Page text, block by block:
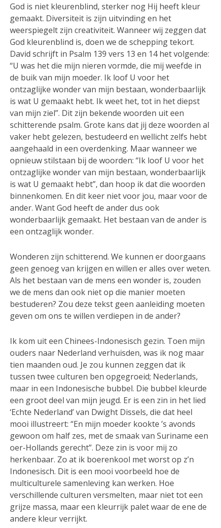
God is niet kleurenblind, sterker nog Hij heeft kleur
gemaakt. Diversiteit is zijn uitvinding en het
weerspiegelt zijn creativiteit. Wanneer wij zeggen dat
God kleurenblind is, doen we de schepping tekort.
David schrijft in Psalm 139 vers 13 en 14 het volgende:
“U was het die mijn nieren vormde, die mij weefde in
de buik van mijn moeder. Ik loof U voor het
ontzaglijke wonder van mijn bestaan, wonderbaarlijk
is wat U gemaakt hebt. Ik weet het, tot in het diepst
van mijn ziel”. Dit zijn bekende woorden uit een
schitterende psalm. Grote kans dat jij deze woorden al
vaker hebt gelezen, bestudeerd en wellicht zelfs hebt
aangehaald in een overdenking. Maar wanneer we
opnieuw stilstaan bij de woorden: “Ik loof U voor het
ontzaglijke wonder van mijn bestaan, wonderbaarlijk
is wat U gemaakt hebt”, dan hoop ik dat die woorden
binnenkomen. En dit keer niet voor jou, maar voor de
ander. Want God heeft de ander dus ook
wonderbaarlijk gemaakt. Het bestaan van de ander is
een ontzaglijk wonder.
Wonderen zijn schitterend. We kunnen er doorgaans
geen genoeg van krijgen en willen er alles over weten.
Als het bestaan van de mens een wonder is, zouden
we de mens dan ook niet op die manier moeten
bestuderen? Zou deze tekst geen aanleiding moeten
geven om ons te willen verdiepen in de ander?
Ik kom uit een Chinees-Indonesisch gezin. Toen mijn
ouders naar Nederland verhuisden, was ik nog maar
tien maanden oud. Je zou kunnen zeggen dat ik
tussen twee culturen ben opgegroeid; Nederlands,
maar in een Indonesische bubbel. Die bubbel kleurde
een groot deel van mijn jeugd. Er is een zin in het lied
‘Echte Nederland’ van Dwight Dissels, die dat heel
mooi illustreert: “En mijn moeder kookte ’s avonds
gewoon om half zes, met de smaak van Suriname een
oer-Hollands gerecht”. Deze zin is voor mij zo
herkenbaar. Zo at ik boerenkool met worst op z’n
Indonesisch. Dit is een mooi voorbeeld hoe de
multiculturele samenleving kan werken. Hoe
verschillende culturen versmelten, maar niet tot een
grijze massa, maar een kleurrijk palet waar de ene de
andere kleur verrijkt.